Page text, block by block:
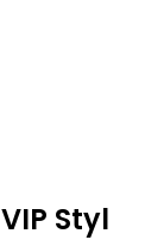
VIP Styl